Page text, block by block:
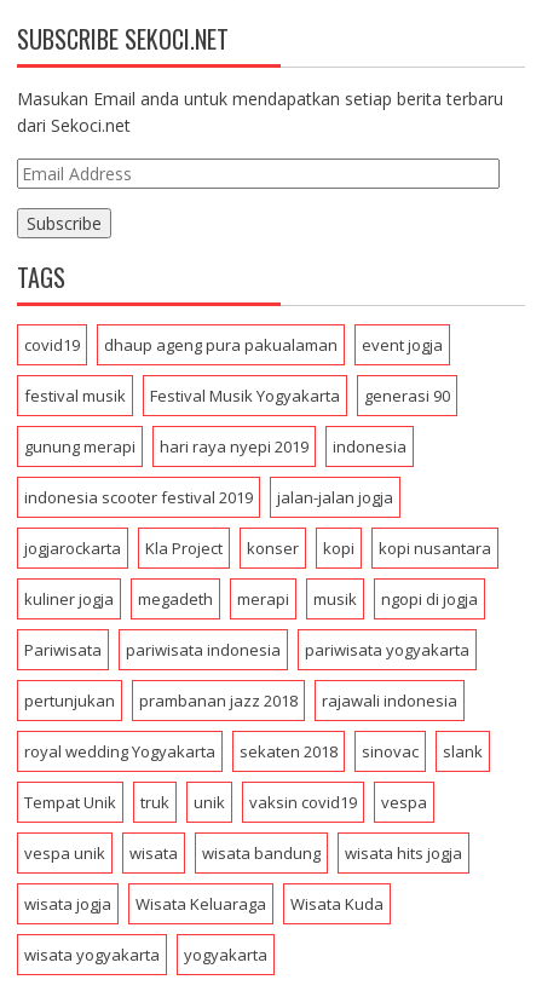
SUBSCRIBE SEKOCI.NET
Masukan Email anda untuk mendapatkan setiap berita terbaru
dari Sekoci.net
E
A
d
e
s
TAGS
covid19 dhaup ageng pura pakualaman event jogja
festival musik Festival Musik Yogyakarta generasi 90
gunung merapi hari raya nyepi 2019 indonesia
indonesia scooter festival 2019 jalan-jalan jogja
jogjarockarta Kla Project konser kopi kopi nusantara
kuliner jogja megadeth merapi musik ngopi di jogja
Pariwisata pariwisata indonesia pariwisata yogyakarta
pertunjukan prambanan jazz 2018 rajawali indonesia
royal wedding Yogyakarta sekaten 2018 sinovac slank
Tempat Unik truk unik vaksin covid19 vespa
vespa unik wisata wisata bandung wisata hits jogja
wisata jogja Wisata Keluaraga Wisata Kuda
wisata yogyakarta yogyakarta